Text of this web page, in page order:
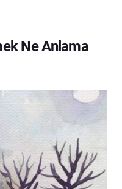
Ne Anlama